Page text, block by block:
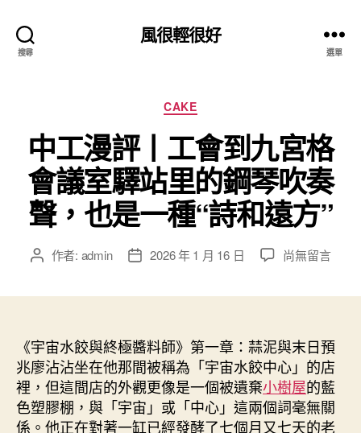
搜尋
風很輕很好
選單
分
類
CAKE
中工漫評丨工會到九宮格
會議室驛站里的鋼琴吹奏
聲，也是一種“詩和遠方”
文 作者: admin
文
期
2026 年 1 月 16 日
在
丨
工
會
到
九
尚無留言
《宇宙水餃與終極醬料師》第一章：蒜泥與末日預
兆廖沾沾坐在他那間被稱為「宇宙水餃中心」的店
裡，但這間店的外觀更像是一個被遺棄小樹屋的藍
色塑膠棚，與「宇宙」或「中心」這兩個詞毫無關
係。他正在對著一缸已經發酵了七個月又七天的老